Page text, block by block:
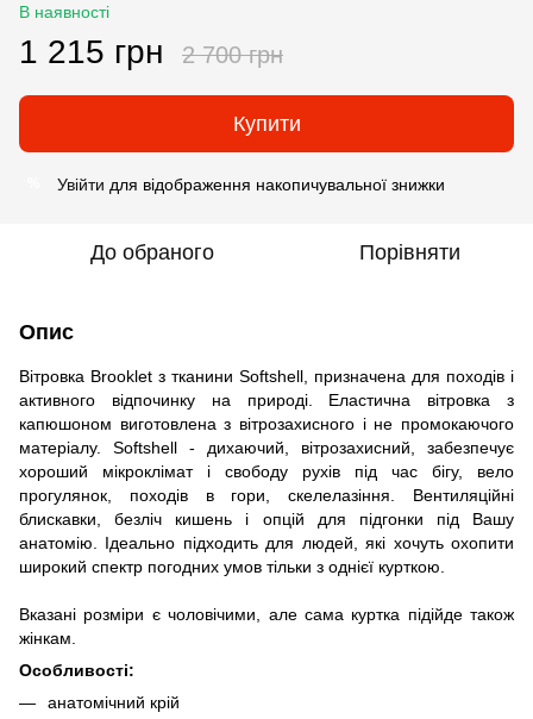
В наявності
1 215 грн 2 700 грн
Купити
Увійти для відображення накопичувальної знижки
До обраного Порівняти
Опис
Вітровка Brooklet з тканини Softshell, призначена для походів і
активного відпочинку на природі. Еластична вітровка з
капюшоном виготовлена з вітрозахисного і не промокаючого
матеріалу. Softshell - дихаючий, вітрозахисний, забезпечує
хороший мікроклімат і свободу рухів під час бігу, вело
прогулянок, походів в гори, скелелазіння. Вентиляційні
блискавки, безліч кишень і опцій для підгонки під Вашу
анатомію. Ідеально підходить для людей, які хочуть охопити
широкий спектр погодних умов тільки з однієї курткою.
Вказані розміри є чоловічими, але сама куртка підійде також
жінкам.
Особливості:
анатомічний крій